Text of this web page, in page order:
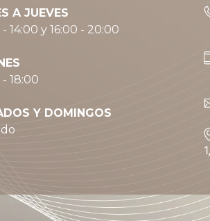
A JUEVES
- 14:00 y 16:00 - 20:00
18:00
Y DOMINGOS